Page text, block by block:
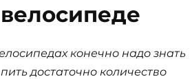
конечно надо знать
достаточно количество